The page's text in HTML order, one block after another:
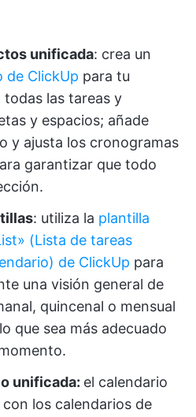
unificada: crea un
de ClickUp para tu
las tareas y
y espacios; añade
y ajusta los cronogramas
garantizar que todo
: utiliza la plantilla
(Lista de tareas
de ClickUp para
una visión general de
quincenal o mensual
que sea más adecuado
unificada: el calendario
los calendarios de